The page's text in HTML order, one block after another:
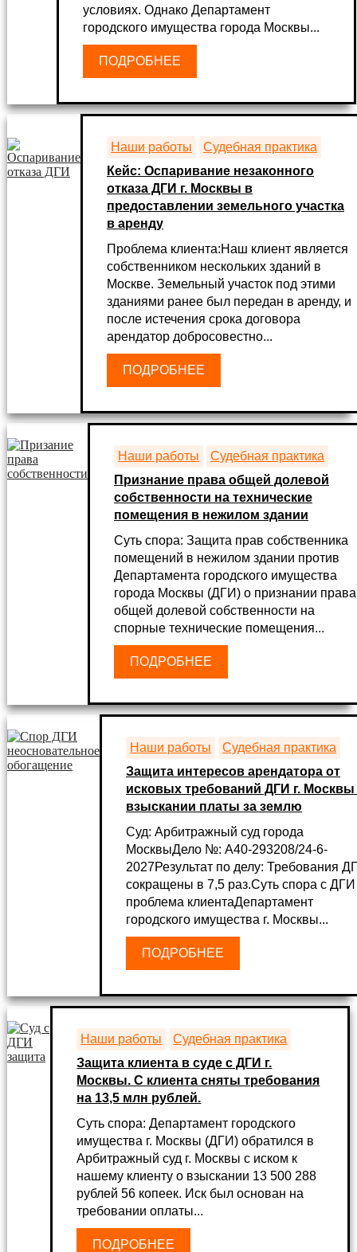
условиях. Однако Департамент
городского имущества города Москвы...
ПОДРОБНЕЕ
Наши работы
Судебная практика
Кейс: Оспаривание незаконного
отказа ДГИ г. Москвы в
предоставлении земельного участка
в аренду
Проблема клиента:Наш клиент является
собственником нескольких зданий в
Москве. Земельный участок под этими
зданиями ранее был передан в аренду, и
после истечения срока договора
арендатор добросовестно...
ПОДРОБНЕЕ
Наши работы
Судебная практика
Признание права общей долевой
собственности на технические
помещения в нежилом здании
Суть спора: Защита прав собственника
помещений в нежилом здании против
Департамента городского имущества
города Москвы (ДГИ) о признании права
общей долевой собственности на
спорные технические помещения...
ПОДРОБНЕЕ
Наши работы
Судебная практика
Защита интересов арендатора от
исковых требований ДГИ г. Москвы
взыскании платы за землю
Суд: Арбитражный суд города
МосквыДело №: А40-293208/24-6-
2027Результат по делу: Требования
сокращены в 7,5 раз.Суть спора с
проблема клиентаДепартамент
городского имущества г. Москвы...
ПОДРОБНЕЕ
Наши работы
Судебная практика
Защита клиента в суде с ДГИ г.
Москвы. С клиента сняты требования
на 13,5 млн рублей.
Суть спора: Департамент городского
имущества г. Москвы (ДГИ) обратился в
Арбитражный суд г. Москвы с иском к
нашему клиенту о взыскании 13 500 288
рублей 56 копеек. Иск был основан на
требовании оплаты...
ПОДРОБНЕЕ